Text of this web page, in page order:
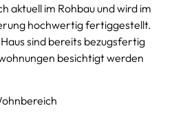
aktuell im Rohbau und wird im
hochwertig fertiggestellt.
sind bereits bezugsfertig
besichtigt werden